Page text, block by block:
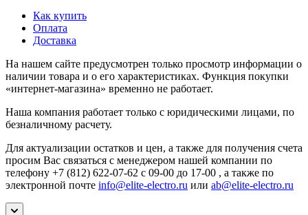
Как купить
Оплата
Доставка
На нашем сайте предусмотрен только просмотр информации о
наличии товара и о его характеристиках. Функция покупки
«интернет-магазина» временно не работает.
Наша компания работает только с юридическими лицами, по
безналичному расчету.
Для актуализации остатков и цен, а также для получения счета
просим Вас связаться с менеджером нашей компании по
телефону +7 (812) 622-07-62 с 09-00 до 17-00 , а также по
электронной почте info@elite-electro.ru или ab@elite-electro.ru